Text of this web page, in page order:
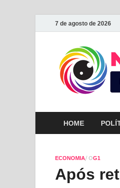
7 de agosto de 2026
HOME
ECONOMIA/ OG1
Após